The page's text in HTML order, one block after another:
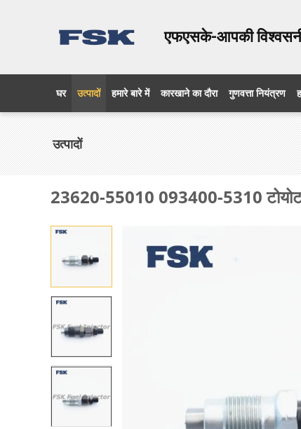
एफएसके-आपकी
घर उत्पादों हमारे बारे में कारखाने का दौरा गुणवत्ता नियंत्रण
उत्पादों
23620-55010 093400-5310